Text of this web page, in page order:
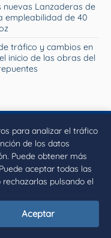
para analizar el tráfico
de los datos
Puede obtener más
aceptar todas las
pulsando el
Aceptar
Lanzaderas de
empleabilidad de 40
tráfico y cambios en
inicio de las obras del
(España)
00
YouTube